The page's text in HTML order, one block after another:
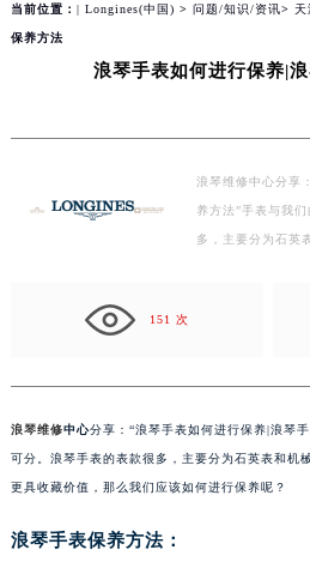
当前位置： | Longines(中国) > 问题/知识/资讯> 天
保养方法
浪琴手表如何进行保养|
浪琴维修中心分享
养方法”手表与我
多，主要分为石英
151 次
浪琴维修中心分享：“浪琴手表如何进行保养|浪琴
可分。浪琴手表的表款很多，主要分为石英表和机
更具收藏价值，那么我们应该如何进行保养呢？
浪琴手表保养方法：